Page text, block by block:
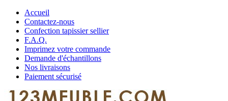
Accueil
Contactez-nous
Confection tapissier sellier
F.A.Q.
Imprimez votre commande
Demande d'échantillons
Nos livraisons
Paiement sécurisé